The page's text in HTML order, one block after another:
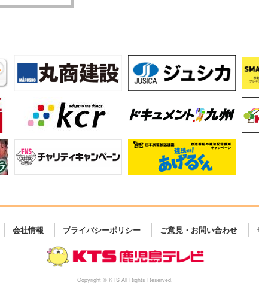
会社情報 プライバシーポリシー ご意見・お問い合わせ
Copyright © KTS All Rights Reserved.